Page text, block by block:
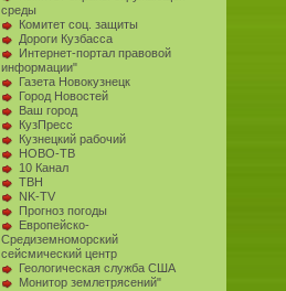
среды
Комитет соц. защиты
Дороги Кузбасса
Интернет-портал правовой
информации"
Газета Новокузнецк
Город Новостей
Ваш город
КузПресс
Кузнецкий рабочий
НОВО-ТВ
10 Канал
ТВН
NK-TV
Прогноз погоды
Европейско-
Средиземноморский
сейсмический центр
Геологическая служба США
Монитор землетрясений"